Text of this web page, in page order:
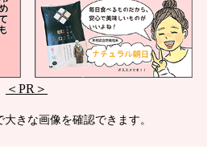
＜PR＞
きな画像を確認できます。